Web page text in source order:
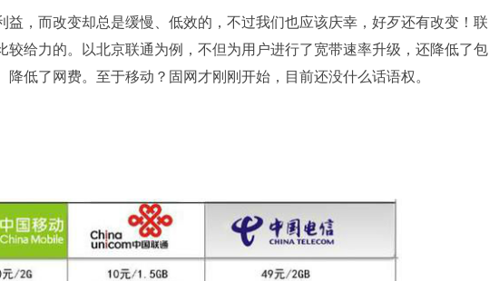
，而改变却总是缓慢、低效的，不过我们也应该庆幸，好歹还有改变！联
给力的。以北京联通为例，不但为用户进行了宽带速率升级，还降低了包
低了网费。至于移动？固网才刚刚开始，目前还没什么话语权。